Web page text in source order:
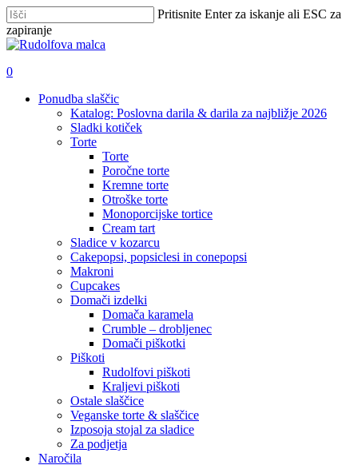
Skip
to
main
Pritisnite Enter za iskanje ali ESC za
zapiranje
Zapri
išči
account
0
Ponudba slaščic
Katalog: Poslovna darila & darila za najbližje 2026
Sladki kotiček
Torte
Torte
Poročne torte
Kremne torte
Otroške torte
Monoporcijske tortice
Cream tart
Sladice v kozarcu
Cakepopsi, popsiclesi in conepopsi
Makroni
Cupcakes
Domači izdelki
Domača karamela
Crumble – drobljenec
Domači piškotki
Piškoti
Rudolfovi piškoti
Kraljevi piškoti
Ostale slaščice
Veganske torte & slaščice
Izposoja stojal za sladice
Za podjetja
Naročila